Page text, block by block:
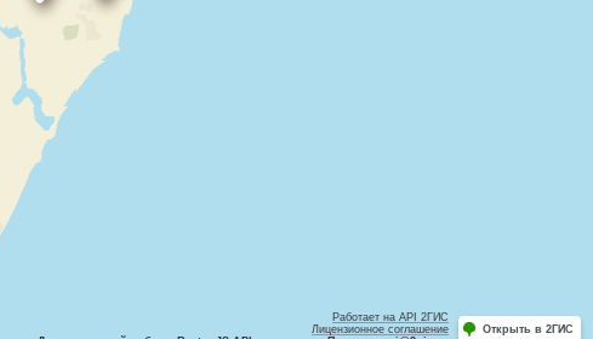
Работает на API 2ГИС
Лицензионное соглашение
Открыть в 2ГИС